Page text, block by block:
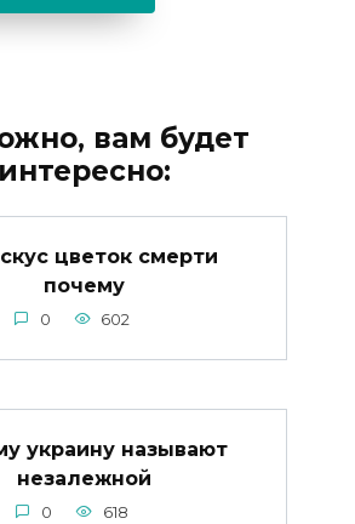
вам будет
интересно:
цветок смерти
почему
0 602
украину называют
незалежной
0 618